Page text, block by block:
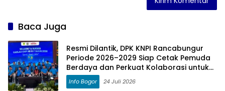
Baca Juga
Resmi Dilantik, DPK KNPI Rancabungur
Periode 2026–2029 Siap Cetak Pemuda
Berdaya dan Perkuat Kolaborasi untuk
Kemajuan Daerah
Info Bogor 24 Juli 2026